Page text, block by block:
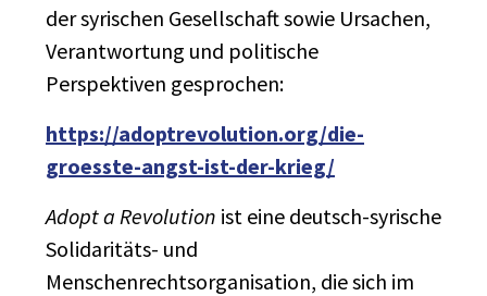
der syrischen Gesellschaft sowie Ursachen,
Verantwortung und politische
Perspektiven gesprochen:
https://adoptrevolution.org/die-
groesste-angst-ist-der-krieg/
Adopt a Revolution ist eine deutsch-syrische
Solidaritäts- und
Menschenrechtsorganisation, die sich im